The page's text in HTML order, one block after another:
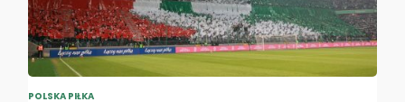
POLSKA PIŁKA